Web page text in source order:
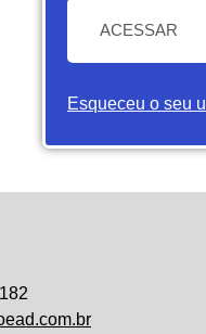
ACESSAR
Esqueceu o seu